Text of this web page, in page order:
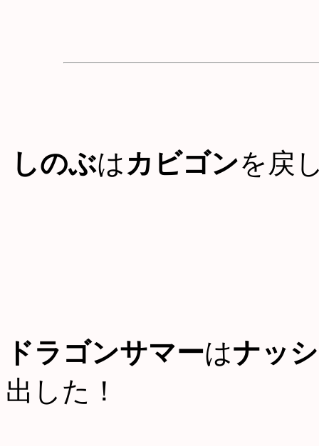
しのぶは カビゴンを戻
ドラゴンサマーはナッ
出した！